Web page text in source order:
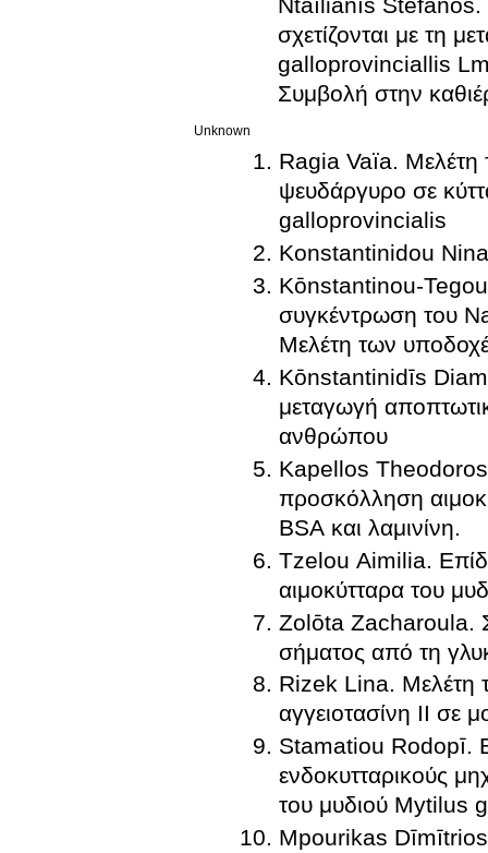
Ntaïlianīs Stefanos.
σχετίζονται με τη
galloprovinciallis
Συμβολή στην
Unknown
Ragia Vaïa. Μελέτη
ψευδάργυρο σε
galloprovincialis
Konstantinidou
Kōnstantinou-
συγκέντρωση του
Μελέτη των
Kōnstantinidīs
μεταγωγή
ανθρώπου
Kapellos Theodoros.
προσκόλληση
BSA και λαμινίνη.
Tzelou Aimilia.
αιμοκύτταρα του
Zolōta Zacharoula.
σήματος από τη
Rizek Lina. Μελέτη
αγγειοτασίνη ΙΙ σε
Stamatiou Rodopī.
ενδοκυτταρικούς
του μυδιού Mytilus
Mpourikas Dīmītrios.